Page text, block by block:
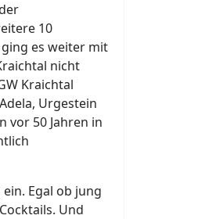
10
es weiter mit
nicht
Kraichtal
Urgestein
vor 50 Jahren in
Egal ob jung
Und